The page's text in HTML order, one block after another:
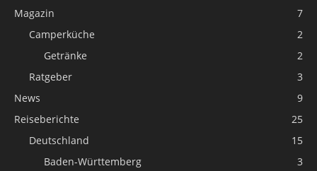
Magazin
7
Camperküche
2
Getränke
2
Ratgeber
3
News
9
Reiseberichte
25
Deutschland
15
Baden-Württemberg
3